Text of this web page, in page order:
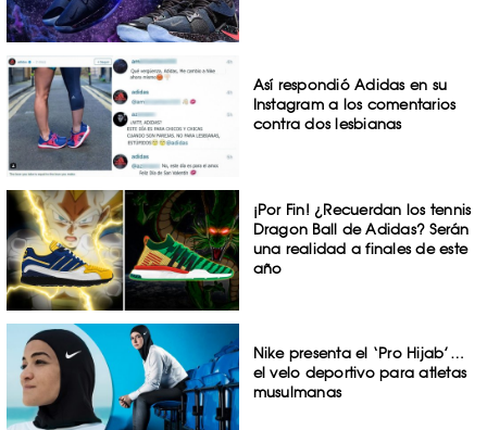
Así respondió Adidas en su
Instagram a los comentarios
contra dos lesbianas
¡Por Fin! ¿Recuerdan los tennis
Dragon Ball de Adidas? Serán
una realidad a finales de este
año
Nike presenta el ‘Pro Hijab’…
el velo deportivo para atletas
musulmanas